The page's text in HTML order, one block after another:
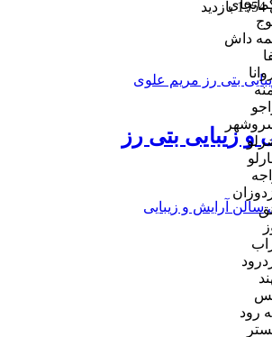
داش
رود
1954 بازدید
زیبایی بتی رز
سالن آرایش و زیبایی